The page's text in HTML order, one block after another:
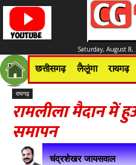
Saturday, August 8,
छत्तीसगढ़ लैलूंगा रायगढ़
रायगढ़
रामलीला मैदान में
समापन
चंद्रशेखर जायसवाल